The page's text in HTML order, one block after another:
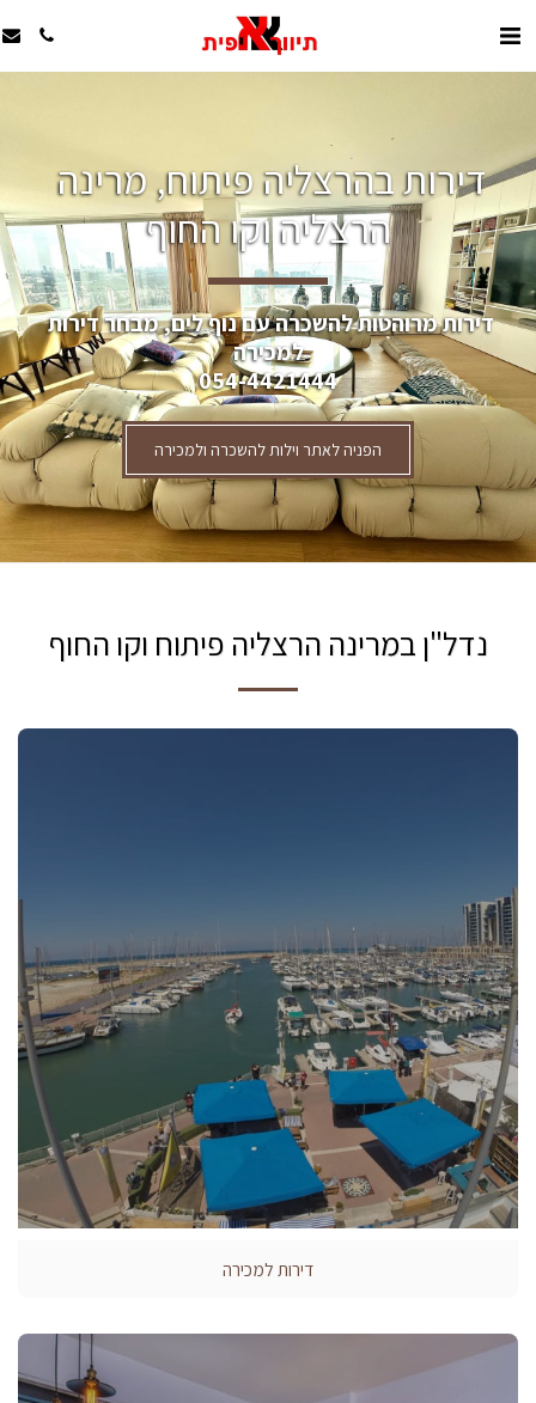
דירות בהרצליה פיתוח, מרינה
הרצליה וקו החוף
דירות מרוהטות להשכרה עם נוף לים, מבחר דירות
למכירה
054-4421444
הפניה לאתר וילות להשכרה ולמכירה
נדל"ן במרינה הרצליה פיתוח וקו החוף
דירות למכירה